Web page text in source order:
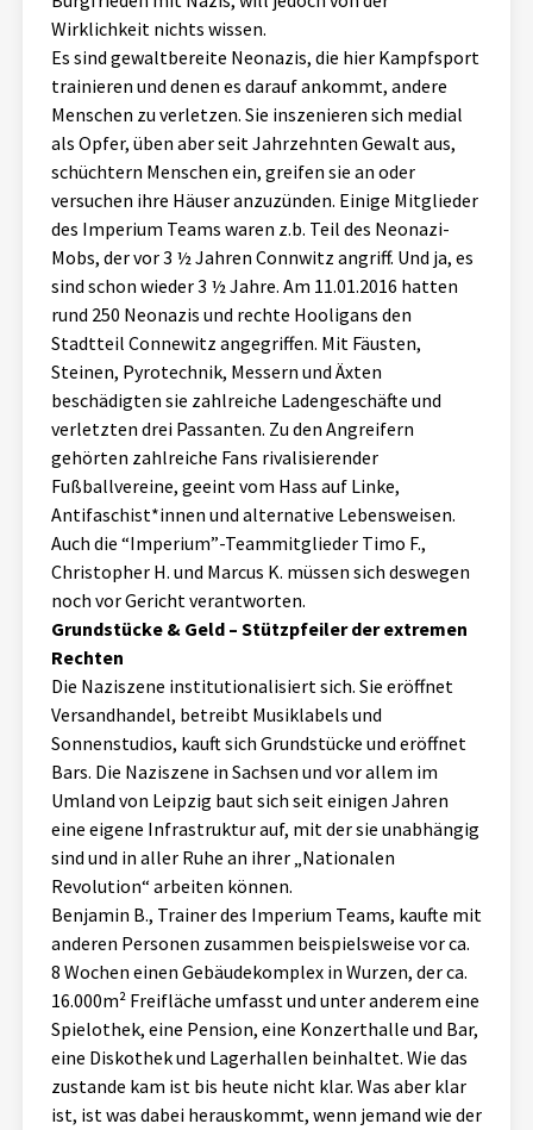
Wirklichkeit nichts wissen.
Es sind gewaltbereite Neonazis, die hier Kampfsport
trainieren und denen es darauf ankommt, andere
Menschen zu verletzen. Sie inszenieren sich medial
als Opfer, üben aber seit Jahrzehnten Gewalt aus,
schüchtern Menschen ein, greifen sie an oder
versuchen ihre Häuser anzuzünden. Einige Mitglieder
des Imperium Teams waren z.b. Teil des Neonazi-
Mobs, der vor 3 ½ Jahren Connwitz angriff. Und ja, es
sind schon wieder 3 ½ Jahre. Am 11.01.2016 hatten
rund 250 Neonazis und rechte Hooligans den
Stadtteil Connewitz angegriffen. Mit Fäusten,
Steinen, Pyrotechnik, Messern und Äxten
beschädigten sie zahlreiche Ladengeschäfte und
verletzten drei Passanten. Zu den Angreifern
gehörten zahlreiche Fans rivalisierender
Fußballvereine, geeint vom Hass auf Linke,
Antifaschist*innen und alternative Lebensweisen.
Auch die “Imperium”-Teammitglieder Timo F.,
Christopher H. und Marcus K. müssen sich deswegen
noch vor Gericht verantworten.
Grundstücke & Geld – Stützpfeiler der extremen
Rechten
Die Naziszene institutionalisiert sich. Sie eröffnet
Versandhandel, betreibt Musiklabels und
Sonnenstudios, kauft sich Grundstücke und eröffnet
Bars. Die Naziszene in Sachsen und vor allem im
Umland von Leipzig baut sich seit einigen Jahren
eine eigene Infrastruktur auf, mit der sie unabhängig
sind und in aller Ruhe an ihrer „Nationalen
Revolution“ arbeiten können.
Benjamin B., Trainer des Imperium Teams, kaufte mit
anderen Personen zusammen beispielsweise vor ca.
8 Wochen einen Gebäudekomplex in Wurzen, der ca.
16.000m² Freifläche umfasst und unter anderem eine
Spielothek, eine Pension, eine Konzerthalle und Bar,
eine Diskothek und Lagerhallen beinhaltet. Wie das
zustande kam ist bis heute nicht klar. Was aber klar
ist, ist was dabei herauskommt, wenn jemand wie der